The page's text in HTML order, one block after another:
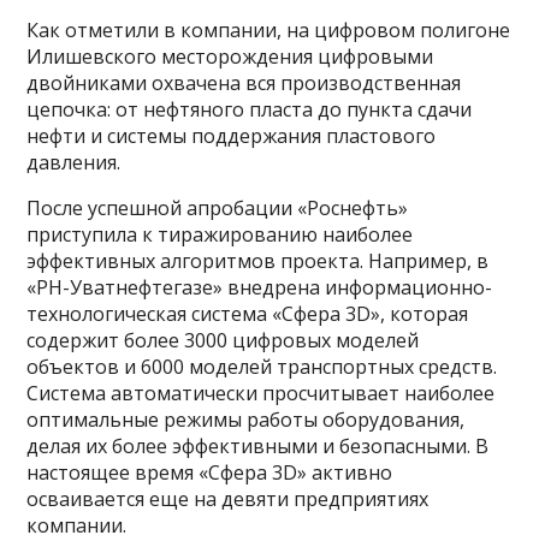
Как отметили в компании, на цифровом полигоне
Илишевского месторождения цифровыми
двойниками охвачена вся производственная
цепочка: от нефтяного пласта до пункта сдачи
нефти и системы поддержания пластового
давления.
После успешной апробации «Роснефть»
приступила к тиражированию наиболее
эффективных алгоритмов проекта. Например, в
«РН-Уватнефтегазе» внедрена информационно-
технологическая система «Сфера 3D», которая
содержит более 3000 цифровых моделей
объектов и 6000 моделей транспортных средств.
Система автоматически просчитывает наиболее
оптимальные режимы работы оборудования,
делая их более эффективными и безопасными. В
настоящее время «Сфера 3D» активно
осваивается еще на девяти предприятиях
компании.